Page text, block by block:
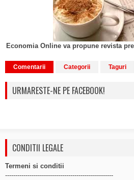
Economia Online va propune revista
Comentarii Categorii Taguri
URMARESTE-NE PE FACEBOOK!
CONDITII LEGALE
Termeni si conditii
-----------------------------------------------------